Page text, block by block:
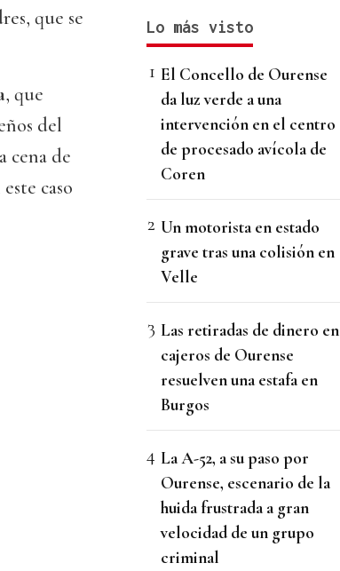
que se
, que
del
cena de
caso
Lo más visto
El Concello de Ourense
da luz verde a una
intervención en el centro
de procesado avícola de
Coren
Un motorista en estado
grave tras una colisión en
Velle
Las retiradas de dinero en
cajeros de Ourense
resuelven una estafa en
Burgos
La A-52, a su paso por
Ourense, escenario de la
huida frustrada a gran
velocidad de un grupo
criminal